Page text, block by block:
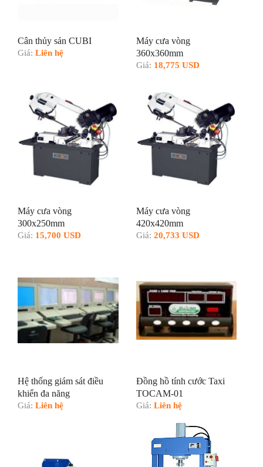
Cân thủy sản CUBI
Giá: Liên hệ
Máy cưa vòng
360x360mm
Giá: 18,775 USD
Máy cưa vòng
300x250mm
Giá: 15,700 USD
Máy cưa vòng
420x420mm
Giá: 20,733 USD
Hệ thống giám sát điều
khiển đa năng
Giá: Liên hệ
Đồng hồ tính cước Taxi
TOCAM-01
Giá: Liên hệ